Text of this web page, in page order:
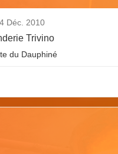
Déc. 2010
Trivino
du Dauphiné